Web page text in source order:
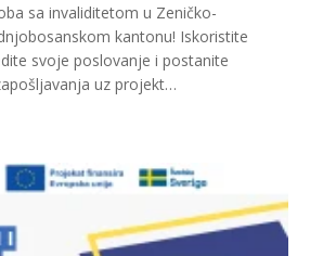
sa invaliditetom u Zeničko-
kantonu! Iskoristite
svoje poslovanje i postanite
uz projekt…